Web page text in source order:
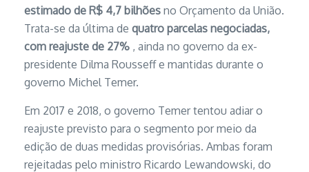
estimado de R$ 4,7 bilhões no Orçamento da União.
Trata-se da última de quatro parcelas negociadas,
com reajuste de 27% , ainda no governo da ex-
presidente Dilma Rousseff e mantidas durante o
governo Michel Temer.
Em 2017 e 2018, o governo Temer tentou adiar o
reajuste previsto para o segmento por meio da
edição de duas medidas provisórias. Ambas foram
rejeitadas pelo ministro Ricardo Lewandowski, do